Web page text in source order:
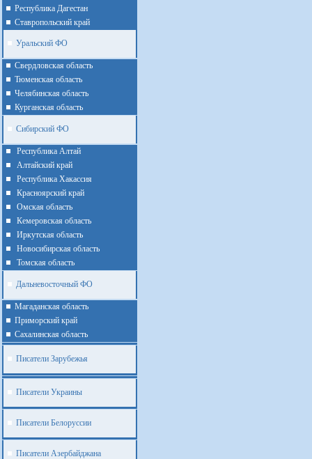
Республика Дагестан
Ставропольский край
Уральский ФО
Cвердловская область
Тюменская область
Челябинская область
Курганская область
Сибирский ФО
Республика Алтай
Алтайcкий край
Республика Хакассия
Красноярский край
Омская область
Кемеровская область
Иркутская область
Новосибирская область
Томская область
Дальневосточный ФО
Магаданская область
Приморский край
Cахалинская область
Писатели Зарубежья
Писатели Украины
Писатели Белоруссии
Писатели Азербайджана